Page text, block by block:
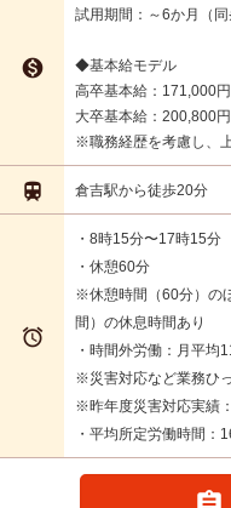

試用期間：～6か月（同
◆基本給モデル
高卒基本給：171,000円
大卒基本給：200,800円
※職務経歴を考慮し、
 倉吉駅から徒歩20分

・8時15分〜17時15分
・休憩60分
※休憩時間（60分）の
間）の休息時間あり
・時間外労働：月平均
※災害対応など業務ひ
※昨年度災害対応実績
・平均所定労働時間：